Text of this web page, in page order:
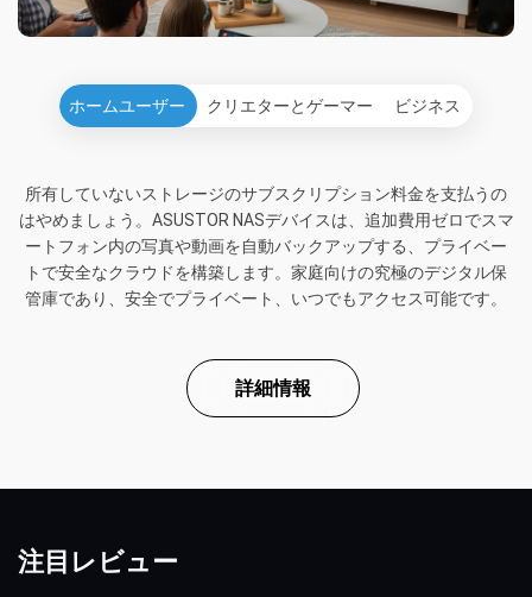
ホームユーザー クリエターとゲーマー ビジネス
所有していないストレージのサブスクリプション料金を支払うの
はやめましょう。ASUSTOR NASデバイスは、追加費用ゼロでスマ
ートフォン内の写真や動画を自動バックアップする、プライベー
トで安全なクラウドを構築します。家庭向けの究極のデジタル保
管庫であり、安全でプライベート、いつでもアクセス可能です。
詳細情報
注目レビュー